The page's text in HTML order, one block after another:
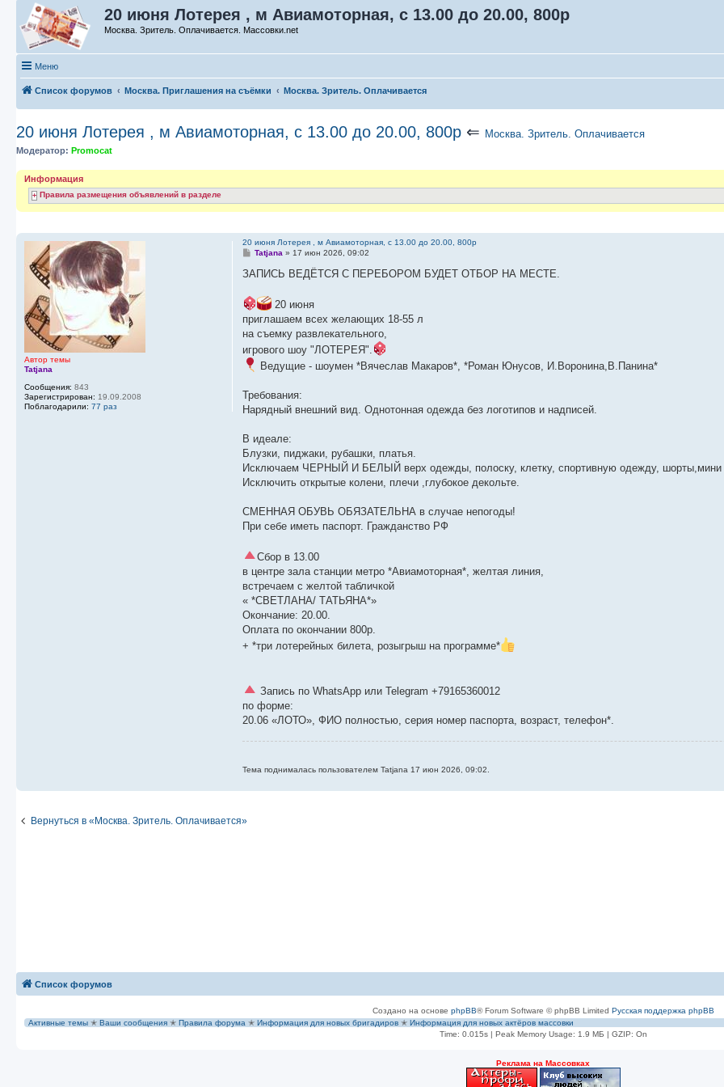
20 июня Лотерея , м Авиамоторная, с 13.00 до 20.00, 800р
Москва. Зритель. Оплачивается. Массовки.net
Меню
Список форумов Москва. Приглашения на съёмки Москва. Зритель. Оплачивается
20 июня Лотерея , м Авиамоторная, с 13.00 до 20.00, 800р ⇐ Москва. Зритель. Оплачивается
Модератор: Promocat
Информация
Правила размещения объявлений в разделе
Автор темы
Tatjana
Сообщения: 843
Зарегистрирован: 19.09.2008
Поблагодарили: 77 раз
20 июня Лотерея , м Авиамоторная, с 13.00 до 20.00, 800р
С
о
е
н
и
Tatjana » 17 июн 2026, 09:02
ЗАПИСЬ ВЕДЁТСЯ С ПЕРЕБОРОМ БУДЕТ ОТБОР НА МЕСТЕ.
20 июня
приглашаем всех желающих 18-55 л
на съемку развлекательного,
игрового шоу "ЛОТЕРЕЯ".
Ведущие - шоумен *Вячеслав Макаров*, *Роман Юнусов, И.Воронина,В.Панина*
Требования:
Нарядный внешний вид. Однотонная одежда без логотипов и надписей.
В идеале:
Блузки, пиджаки, рубашки, платья.
Исключаем ЧЕРНЫЙ И БЕЛЫЙ верх одежды, полоску, клетку, спортивную одежду, шорты,мини
Исключить открытые колени, плечи ,глубокое декольте.
СМЕННАЯ ОБУВЬ ОБЯЗАТЕЛЬНА в случае непогоды!
При себе иметь паспорт. Гражданство РФ
Сбор в 13.00
в центре зала станции метро *Авиамоторная*, желтая линия,
встречаем с желтой табличкой
« *СВЕТЛАНА/ ТАТЬЯНА*»
Окончание: 20.00.
Оплата по окончании 800р.
+ *три лотерейных билета, розыгрыш на программе*
Запись по WhatsApp или Telegram +79165360012
по форме:
20.06 «ЛОТО», ФИО полностью, серия номер паспорта, возраст, телефон*.
Тема поднималась пользователем Tatjana 17 июн 2026, 09:02.
Вернуться в «Москва. Зритель. Оплачивается»
Список форумов
Создано на основе phpBB® Forum Software © phpBB Limited Русская поддержка phpBB
Активные темы ✭ Ваши сообщения ✭ Правила форума ✭ Информация для новых бригадиров ✭ Информация для новых актёров массовки
Time: 0.015s| Peak Memory Usage: 1.9 МБ | GZIP: On
Рeклама на Массовках